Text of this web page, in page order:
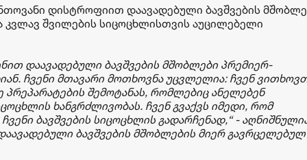
დისტროფიით დაავადებული ბავშვების
კვლავ შვილების სიცოცხლისთვის აუცილებელი
დაავადებული ბავშვების მშობლები პრემიერ-
ჩვენი მთავარი მოთხოვნა უცვლელია: ჩვენ
შემოტანას, რომლებიც ანელებენ
ხანგრძლივობას. ჩვენ გვაქვს იმედი, რომ
ბავშვების სიცოცხლის გადარჩენად,“ -
ბავშვების მშობლების მიერ გავრცელებულ